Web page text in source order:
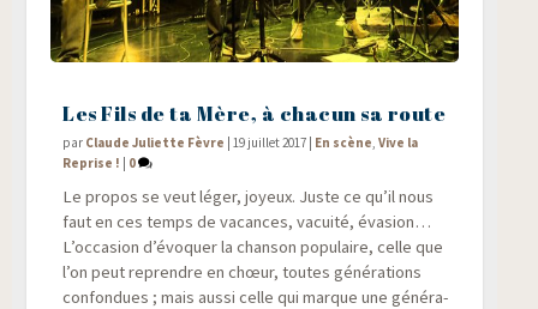
Les Fils de ta Mère, à chacun sa route
par Claude Juliette Fèvre |19 juillet 2017 En scène,Vive la
Reprise !
0
Le pro­pos se veut léger, joyeux. Juste ce qu’il nous
faut en ces temps de vacances, vacui­té, éva­sion…
L’occasion d’évoquer la chan­son popu­laire, celle que
l’on peut reprendre en chœur, toutes géné­ra­tions
confon­dues ; mais aus­si celle qui marque une géné­ra­